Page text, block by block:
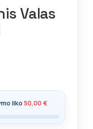
Valas
liko 50,00€